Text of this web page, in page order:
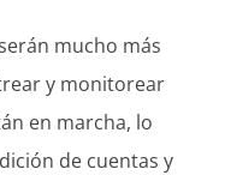
mucho más
y monitorear
en marcha, lo
de cuentas y